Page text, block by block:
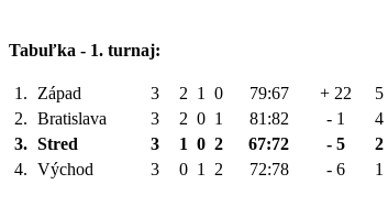
Tabuľka - 1. turnaj:
1. Západ 3 2 1 0 79:67 + 22
5
2. Bratislava 3 2 0 1 81:82 - 1
4
3. Stred 3 1 0 2 67:72 - 5
2
4. Východ 3 0 1 2 72:78 - 6 1